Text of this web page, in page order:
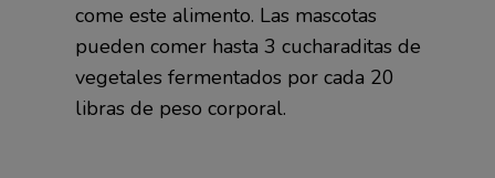
come este alimento. Las mascotas
pueden comer hasta 3 cucharaditas de
vegetales fermentados por cada 20
libras de peso corporal.